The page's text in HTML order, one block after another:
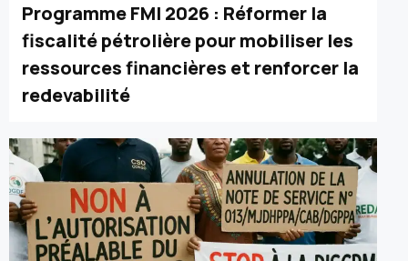
Programme FMI 2026 : Réformer la
fiscalité pétrolière pour mobiliser les
ressources financières et renforcer la
redevabilité